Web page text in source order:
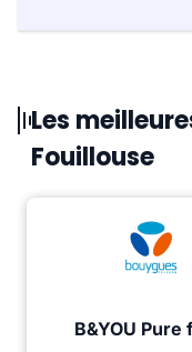
Les
Fouillouse
B&YOU Pure